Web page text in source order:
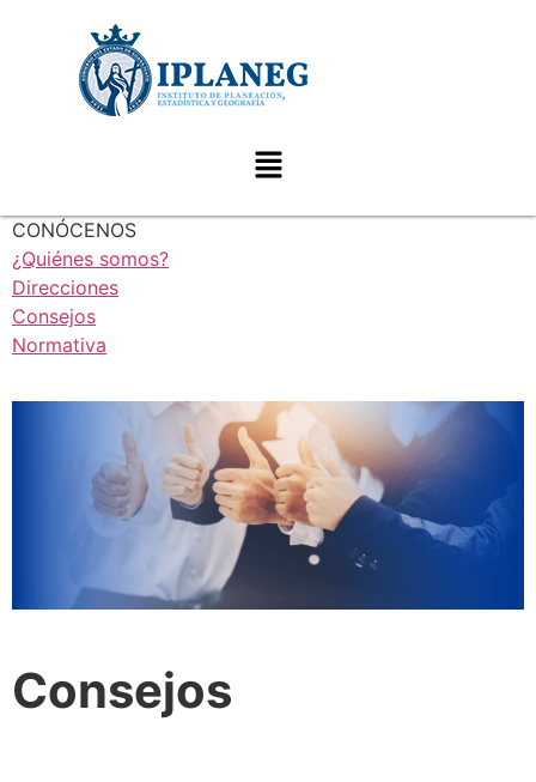
CONÓCENOS
¿Quiénes somos?
Direcciones
Consejos
Normativa
Consejos